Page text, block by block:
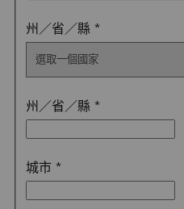
州／省／縣 *
州／省／縣 *
城市 *